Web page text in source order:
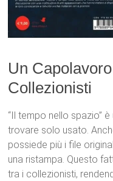
Un
Collezionisti
“Il tempo nello spazio”
trovare solo usato.
possiede più i file
una ristampa. Questo
tra i collezionisti,